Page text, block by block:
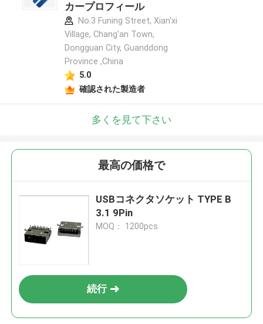
カープロフィール
No.3 Funing Street, Xian'xi
Village, Chang'an Town,
Dongguan City, Guanddong
Province ,China
5.0
確認された製造者
多くを見て下さい
最高の価格で
USBコネクタソケット TYPE B
3.1 9Pin
MOQ： 1200pcs
続行